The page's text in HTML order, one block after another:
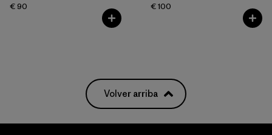
€ 90
€ 100
Volver arriba